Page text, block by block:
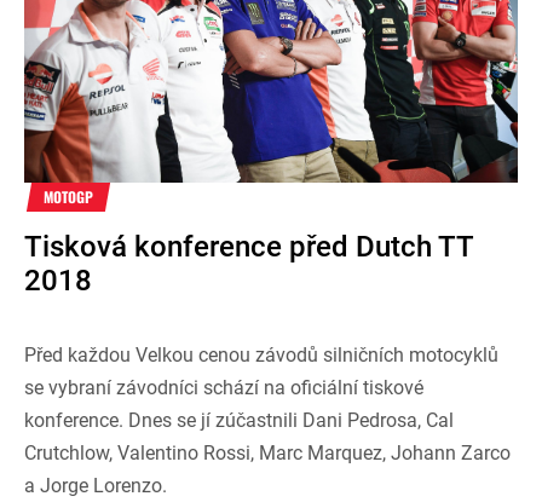
MOTOGP
Tisková konference před Dutch TT
2018
Před každou Velkou cenou závodů silničních motocyklů
se vybraní závodníci schází na oficiální tiskové
konference. Dnes se jí zúčastnili Dani Pedrosa, Cal
Crutchlow, Valentino Rossi, Marc Marquez, Johann Zarco
a Jorge Lorenzo.